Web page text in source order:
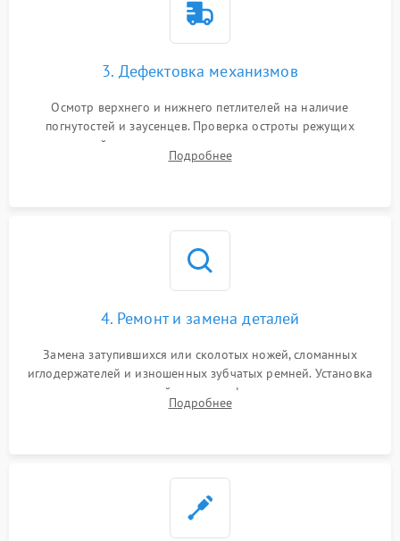
3. Дефектовка механизмов
Осмотр верхнего и нижнего петлителей на наличие
погнутостей и заусенцев. Проверка остроты режущих
кромок ножей, состояния приводного ремня, электромотора
и механизма дифференциальной подачи ткани.
Подробнее
4. Ремонт и замена деталей
Замена затупившихся или сколотых ножей, сломанных
иглодержателей и изношенных зубчатых ремней. Установка
новых петлителей взамен деформированных.
Восстановление контактов в педали и цепях
Подробнее